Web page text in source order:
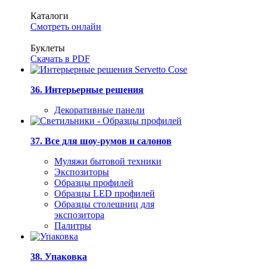
Каталоги
Смотреть онлайн
Буклеты
Скачать в PDF
36. Интерьерные решения
Декоративные панели
37. Все для шоу-румов и салонов
Муляжи бытовой техники
Экспозиторы
Образцы профилей
Образцы LED профилей
Образцы столешниц для
экспозитора
Палитры
38. Упаковка